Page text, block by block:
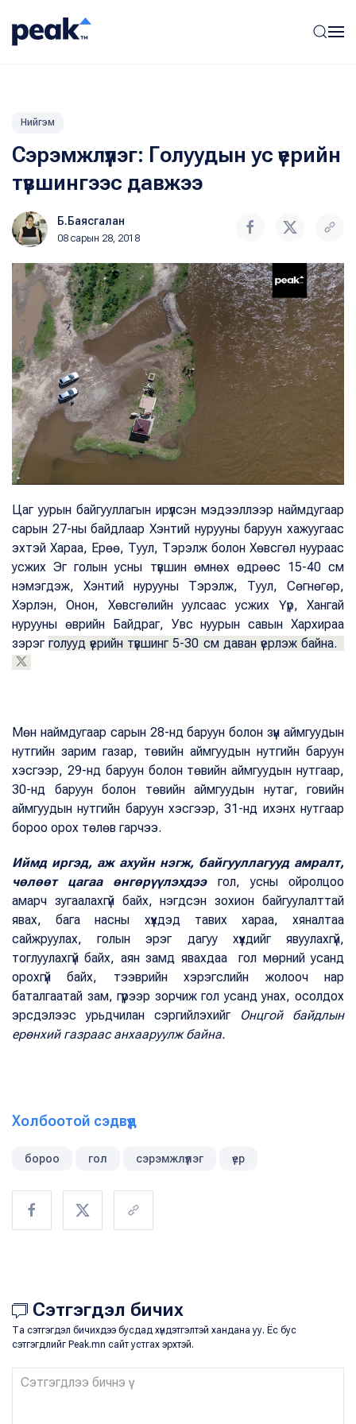
Нийгэм
Сэрэмжлүүлэг: Голуудын ус үерийн
түвшингээс давжээ
Б.Баясгалан
08 сарын 28, 2018
Цаг уурын байгууллагын ирүүлсэн мэдээллээр наймдугаар
сарын 27-ны байдлаар Хэнтий нурууны баруун хажуугаас
эхтэй Хараа, Ерөө, Туул, Тэрэлж болон Хөвсгөл нуураас
усжих Эг голын усны түвшин өмнөх өдрөөс 15-40 см
нэмэгдэж, Хэнтий нурууны Тэрэлж, Туул, Сөгнөгөр,
Хэрлэн, Онон, Хөвсгөлийн уулсаас усжих Үүр, Хангай
нурууны өврийн Байдраг, Увс нуурын савын Хархираа
зэрэгголууд үерийн түвшинг 5-30 см даван үерлэж байна.
Мөн наймдугаар сарын 28-нд баруун болон зүүн аймгуудын
нутгийн зарим газар, төвийн аймгуудын нутгийн баруун
хэсгээр, 29-нд баруун болон төвийн аймгуудын нутгаар,
30-нд баруун болон төвийн аймгуудын нутаг, говийн
аймгуудын нутгийн баруун хэсгээр, 31-нд ихэнх нутгаар
бороо орох төлөв гарчээ.
Иймд иргэд, аж ахуйн нэгж, байгууллагууд амралт,
чөлөөт цагаа өнгөрүүлэхдээгол, усны ойролцоо
амарч зугаалахгүй байх, нэгдсэн зохион байгуулалттай
явах, бага насны хүүхдэд тавих хараа, хяналтаа
сайжруулах, голын эрэг дагуу хүүхдийг явуулахгүй,
тоглуулахгүй байх, аян замд явахдаа гол мөрний усанд
орохгүй байх, тээврийн хэрэгслийн жолооч нар
баталгаатай зам, гүүрээр зорчиж гол усанд унах, осолдох
эрсдэлээс урьдчилан сэргийлэхийг
Онцгой байдлын
ерөнхий газраас анхааруулж байна.
Холбоотой сэдвүүд
бороо гол сэрэмжлүүлэг үер
Сэтгэгдэл бичих
Та сэтгэгдэл бичихдээ бусдад хүндэтгэлтэй хандана уу. Ёс бус
сэтгэгдлийг Peak.mn сайт устгах эрхтэй.